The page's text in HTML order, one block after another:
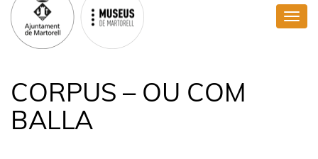
CORPUS – OU COM
BALLA